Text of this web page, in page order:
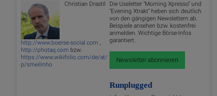
Christian Drastil
http://www.boerse-social.com ,
http://photaq.com bzw.
https://www.wikifolio.com/de/at/
p/smeilinho
Die Useletter "Morning Xpresso" und
"Evening Xtrakt" heben sich deutlich
von den gängigen Newslettern ab.
Beispiele ansehen bzw. kostenfrei
anmelden. Wichtige Börse-Infos
garantiert.
Newsletter abonnieren
Runplugged